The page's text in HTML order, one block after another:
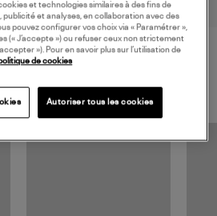
et technologies similaires à des fins de
et analyses, en collaboration avec des
pouvez configurer vos choix via « Paramétrer »,
(« J’accepte ») ou refuser ceux non strictement
»). Pour en savoir plus sur l’utilisation de
de cookies
Autoriser tous les cookies